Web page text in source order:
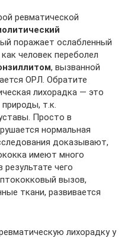
ревматической
поражает ослабленный
человек переболел
, вызванной
ОРЛ. Обратите
лихорадка — это
т.к.
Просто в
нормальная
доказывают,
имеют много
чего
вызов,
ткани, развивается
лихорадку у